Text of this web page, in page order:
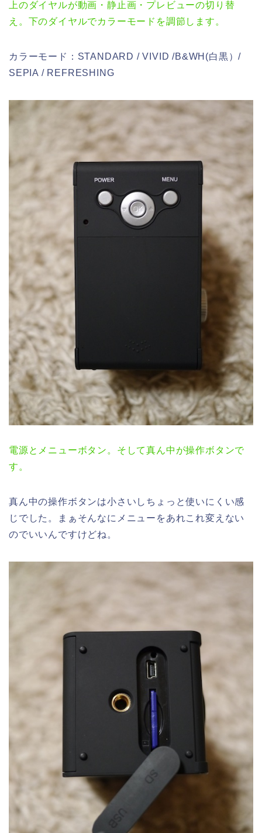
上のダイヤルが動画・静止画・プレビューの切り替
え。下のダイヤルでカラーモードを調節します。
カラーモード：STANDARD / VIVID /B&WH(白黒）/
SEPIA / REFRESHING
電源とメニューボタン。そして真ん中が操作ボタンで
す。
真ん中の操作ボタンは小さいしちょっと使いにくい感
じでした。まぁそんなにメニューをあれこれ変えない
のでいいんですけどね。